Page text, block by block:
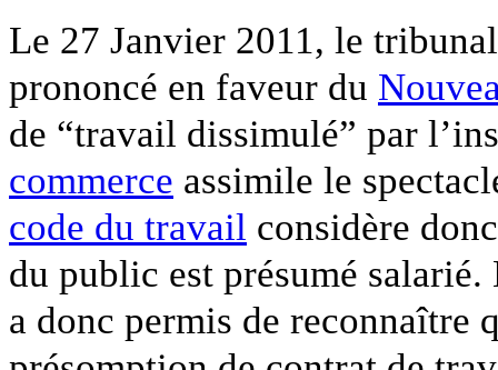
Le 27 Janvier 2011, le
prononcé en faveur du
de “travail dissimulé” par
commerce assimile le
code du travail considère
du public est présumé
a donc permis de reconnaître